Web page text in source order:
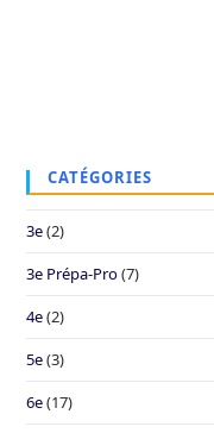
CATÉGORIES
3e(2)
3e Prépa-Pro(7)
4e(2)
5e(3)
6e(17)